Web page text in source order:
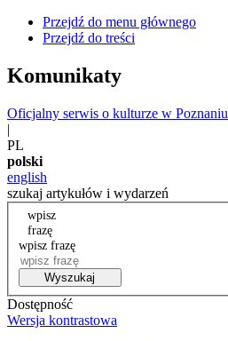
Przejdź do menu głównego
Przejdź do treści
Komunikaty
Oficjalny serwis o kulturze w Poznaniu
|
PL
polski
english
szukaj artykułów i wydarzeń
wpisz
frazę
wpisz frazę
Wyszukaj
Dostępność
Wersja kontrastowa